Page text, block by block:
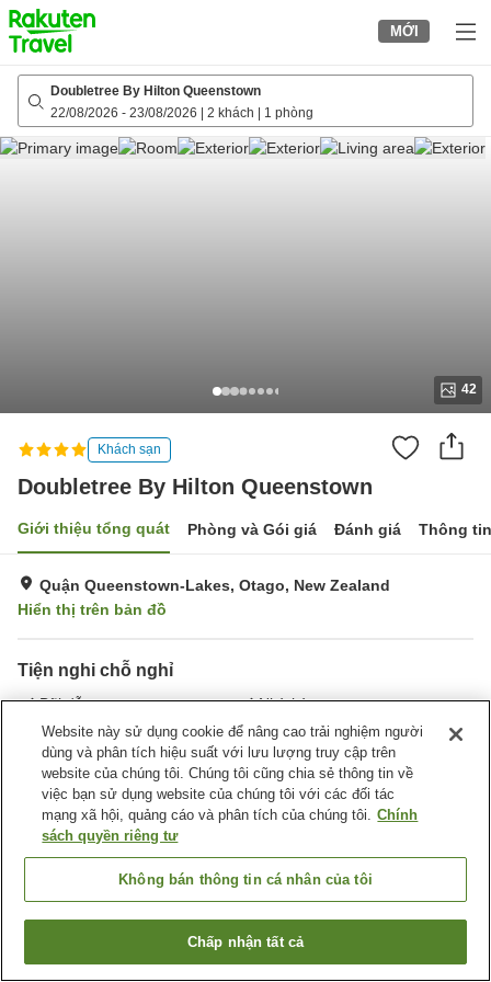
to
top
page
MỚI
Doubletree By Hilton Queenstown
22/08/2026 - 23/08/2026 2 khách 1 phòng
42
Khách sạn
Doubletree By Hilton Queenstown
Giới thiệu tổng quát Phòng và Gói giá Đánh giá Thông
Quận Queenstown-Lakes, Otago, New Zealand
Hiển thị trên bản đồ
Tiện nghi chỗ nghỉ
Bãi đỗ xe
Nhà hàng
Bar
Hoàn toàn không hút thuốc
Trang chủ New Zealand Otago
Quận Queenstown-Lakes
Doubletree By Hilton Queenstown
Tìm phòng trống
Website này sử dụng cookie để nâng cao trải nghiệm người
dùng và phân tích hiệu suất với lưu lượng truy cập trên
website của chúng tôi. Chúng tôi cũng chia sẻ thông tin về
việc bạn sử dụng website của chúng tôi với các đối tác
mạng xã hội, quảng cáo và phân tích của chúng tôi. Chính
sách quyền riêng tư
Không bán thông tin cá nhân của tôi
Chấp nhận tất cả